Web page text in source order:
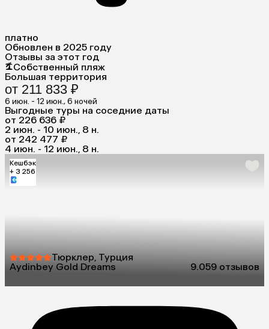
платно
Обновлен в 2025 году
Отзывы за этот год
Собственный пляж
Большая территория
от 211 833 ₽
6 июн. - 12 июн., 6 ночей
Выгодные туры на соседние даты
от 226 636 ₽
2 июн. - 10 июн., 8 н.
от 242 477 ₽
4 июн. - 12 июн., 8 н.
Кешбэк
+ 3 256
Тюрклер, Турция
Aydinbey Gold Dreams
9.059 отзывов